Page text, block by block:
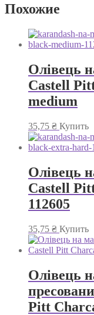
Похожие
Олівець
Castell
medium
35,75 ₴ Купить
Олівець
Castell
112605
35,75 ₴ Купить
Олівець
Pitt